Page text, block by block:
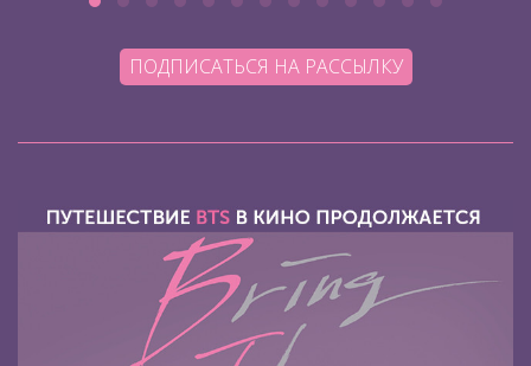
ПОДПИСАТЬСЯ НА РАССЫЛКУ